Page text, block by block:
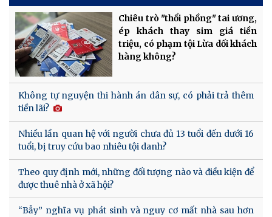
Chiêu trò "thổi phồng" tai ương,
ép khách thay sim giá tiền
triệu, có phạm tội Lừa dối khách
hàng không?
Không tự nguyện thi hành án dân sự, có phải trả thêm
tiền lãi?
Nhiều lần quan hệ với người chưa đủ 13 tuổi đến dưới 16
tuổi, bị truy cứu bao nhiêu tội danh?
Theo quy định mới, những đối tượng nào và điều kiện để
được thuê nhà ở xã hội?
“Bẫy” nghĩa vụ phát sinh và nguy cơ mất nhà sau hơn